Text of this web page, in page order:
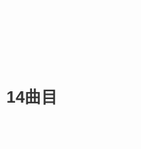
14曲目